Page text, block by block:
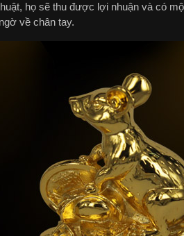
họ sẽ thu được lợi nhuận và có
về chân tay.